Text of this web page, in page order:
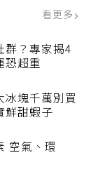
看更多
群？專家揭4
恐超重
冰塊千萬別買
鮮甜蝦子
空氣、環